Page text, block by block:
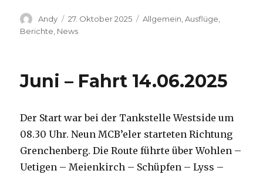
Autor
Andy
Veröffentlicht
am
27. Oktober 2025 Kategorien
Allgemein ,Ausflüge
Berichte News
Juni – Fahrt 14.06.2025
Der Start war bei der Tankstelle Westside um
08.30 Uhr. Neun MCB’eler starteten Richtung
Grenchenberg. Die Route führte über Wohlen –
Uetigen – Meienkirch – Schüpfen – Lyss –